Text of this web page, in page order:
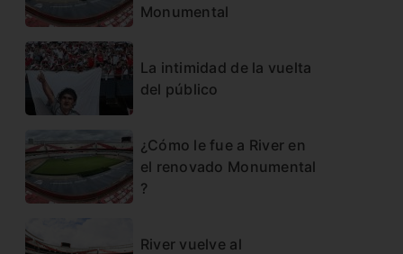
Monumental
La intimidad de la vuelta
del público
¿Cómo le fue a River en
el renovado Monumental
?
River vuelve al